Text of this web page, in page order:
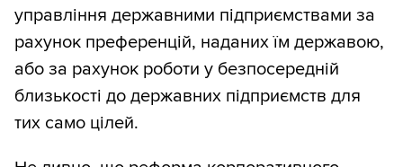
управління державними підприємствами за
рахунок преференцій, наданих їм державою,
або за рахунок роботи у безпосередній
близькості до державних підприємств для
тих само цілей.